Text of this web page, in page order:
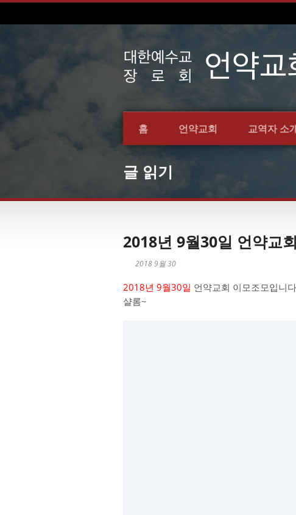
홈 언약교회 교역자 소
글 읽기
2018년 9월30일 언약교
2018 9월 30
2018년 9월30일 언약교회 이모조모입니
샬롬~